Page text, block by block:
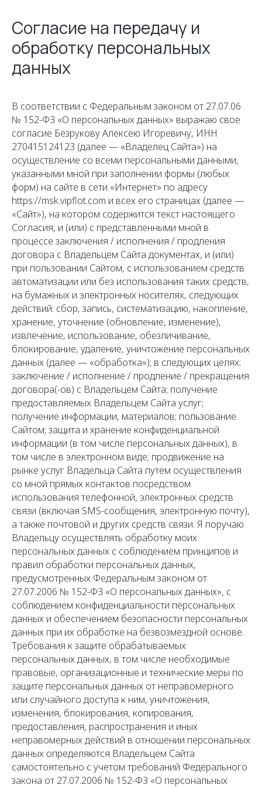
Согласие на передачу и
обработку персональных
данных
В соответствии с Федеральным законом от 27.07.06
№ 152-ФЗ «О персональных данных» выражаю свое
согласие Безрукову Алексею Игоревичу, ИНН
270415124123 (далее — «Владелец Сайта») на
осуществление со всеми персональными данными,
указанными мной при заполнении формы (любых
форм) на сайте в сети «Интернет» по адресу
https://msk.vipflot.com и всех его страницах (далее —
«Сайт»), на котором содержится текст настоящего
Согласия, и (или) с представленными мной в
процессе заключения / исполнения / продления
договора с Владельцем Сайта документах, и (или)
при пользовании Сайтом, с использованием средств
автоматизации или без использования таких средств,
на бумажных и электронных носителях, следующих
действий: сбор, запись, систематизацию, накопление,
хранение, уточнение (обновление, изменение),
извлечение, использование, обезличивание,
блокирование, удаление, уничтожение персональных
данных (далее — «обработка»); в следующих целях:
заключение / исполнение / продление / прекращения
договора(-ов) с Владельцем Сайта; получение
предоставляемых Владельцем Сайта услуг;
получение информации, материалов; пользование
Сайтом; защита и хранение конфиденциальной
информации (в том числе персональных данных), в
том числе в электронном виде; продвижение на
рынке услуг Владельца Сайта путем осуществления
со мной прямых контактов посредством
использования телефонной, электронных средств
связи (включая SMS-сообщения, электронную почту),
а также почтовой и других средств связи. Я поручаю
Владельцу осуществлять обработку моих
персональных данных с соблюдением принципов и
правил обработки персональных данных,
предусмотренных Федеральным законом от
27.07.2006 № 152-ФЗ «О персональных данных», с
соблюдением конфиденциальности персональных
данных и обеспечением безопасности персональных
данных при их обработке на безвозмездной основе.
Требования к защите обрабатываемых
персональных данных, в том числе необходимые
правовые, организационные и технические меры по
защите персональных данных от неправомерного
или случайного доступа к ним, уничтожения,
изменения, блокирования, копирования,
предоставления, распространения и иных
неправомерных действий в отношении персональных
данных определяются Владельцем Сайта
самостоятельно с учетом требований Федерального
закона от 27.07.2006 № 152-ФЗ «О персональных